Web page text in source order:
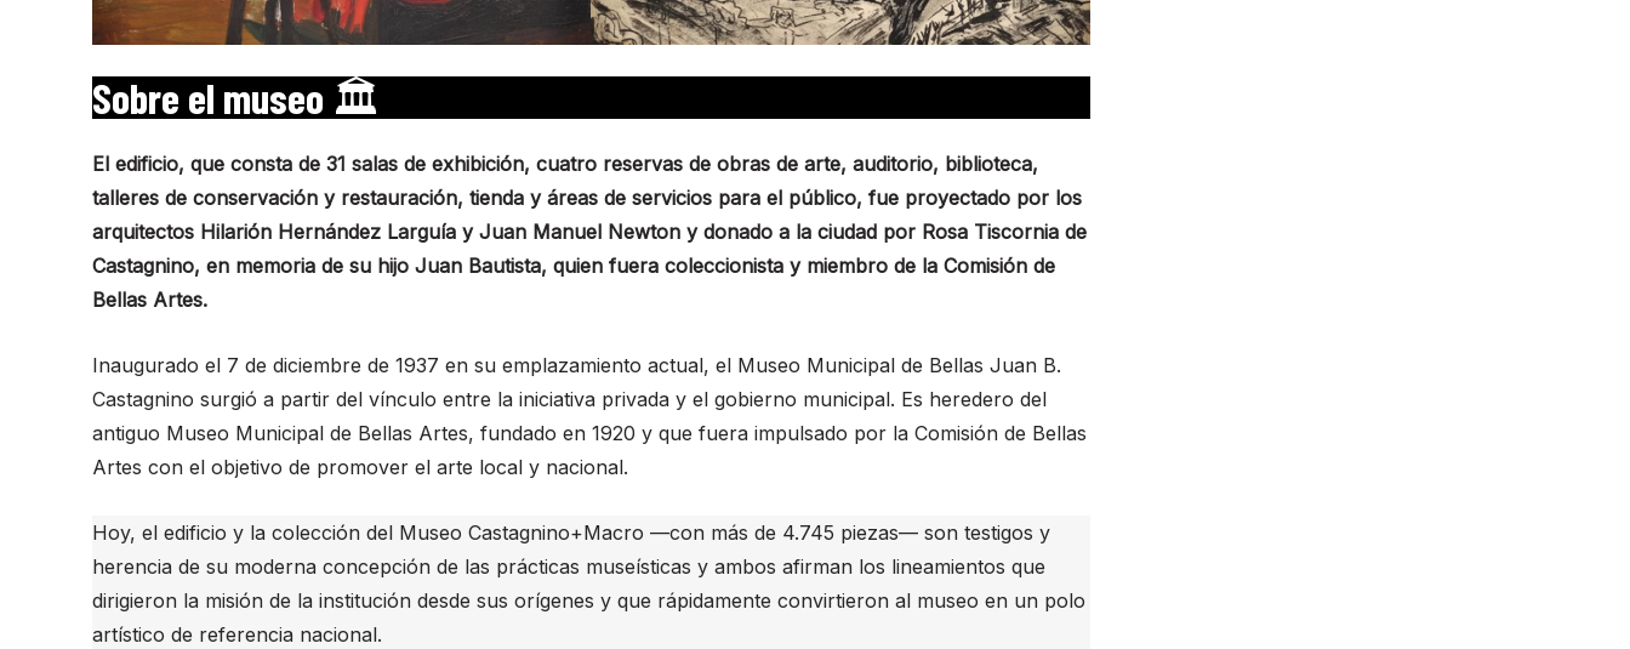
Sobre el museo 🏛
El edificio, que consta de 31 salas de exhibición, cuatro reservas de obras de arte, auditorio, biblioteca,
talleres de conservación y restauración, tienda y áreas de servicios para el público, fue proyectado por los
arquitectos Hilarión Hernández Larguía y Juan Manuel Newton y donado a la ciudad por Rosa Tiscornia de
Castagnino, en memoria de su hijo Juan Bautista, quien fuera coleccionista y miembro de la Comisión de
Bellas Artes.
Inaugurado el 7 de diciembre de 1937 en su emplazamiento actual, el Museo Municipal de Bellas Juan B.
Castagnino surgió a partir del vínculo entre la iniciativa privada y el gobierno municipal. Es heredero del
antiguo Museo Municipal de Bellas Artes, fundado en 1920 y que fuera impulsado por la Comisión de Bellas
Artes con el objetivo de promover el arte local y nacional.
Hoy, el edificio y la colección del Museo Castagnino+Macro —con más de 4.745 piezas— son testigos y
herencia de su moderna concepción de las prácticas museísticas y ambos afirman los lineamientos que
dirigieron la misión de la institución desde sus orígenes y que rápidamente convirtieron al museo en un polo
artístico de referencia nacional.